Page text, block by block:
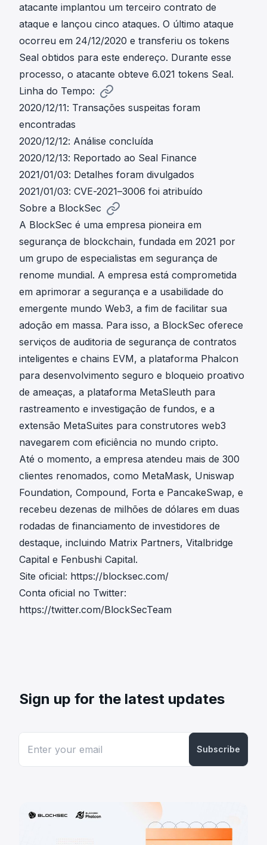
atacante implantou um terceiro contrato de
ataque e lançou cinco ataques. O último ataque
ocorreu em 24/12/2020 e transferiu os tokens
Seal obtidos para este endereço. Durante esse
processo, o atacante obteve 6.021 tokens Seal.
Linha do Tempo:
2020/12/11: Transações suspeitas foram
encontradas
2020/12/12: Análise concluída
2020/12/13: Reportado ao Seal Finance
2021/01/03: Detalhes foram divulgados
2021/01/03: CVE-2021–3006 foi atribuído
Sobre a BlockSec
A BlockSec é uma empresa pioneira em
segurança de blockchain, fundada em 2021 por
um grupo de especialistas em segurança de
renome mundial. A empresa está comprometida
em aprimorar a segurança e a usabilidade do
emergente mundo Web3, a fim de facilitar sua
adoção em massa. Para isso, a BlockSec oferece
serviços de auditoria de segurança de contratos
inteligentes e chains EVM, a plataforma Phalcon
para desenvolvimento seguro e bloqueio proativo
de ameaças, a plataforma MetaSleuth para
rastreamento e investigação de fundos, e a
extensão MetaSuites para construtores web3
navegarem com eficiência no mundo cripto.
Até o momento, a empresa atendeu mais de 300
clientes renomados, como MetaMask, Uniswap
Foundation, Compound, Forta e PancakeSwap, e
recebeu dezenas de milhões de dólares em duas
rodadas de financiamento de investidores de
destaque, incluindo Matrix Partners, Vitalbridge
Capital e Fenbushi Capital.
Site oficial: https://blocksec.com/
Conta oficial no Twitter:
https://twitter.com/BlockSecTeam
Sign up for the latest updates
Subscribe